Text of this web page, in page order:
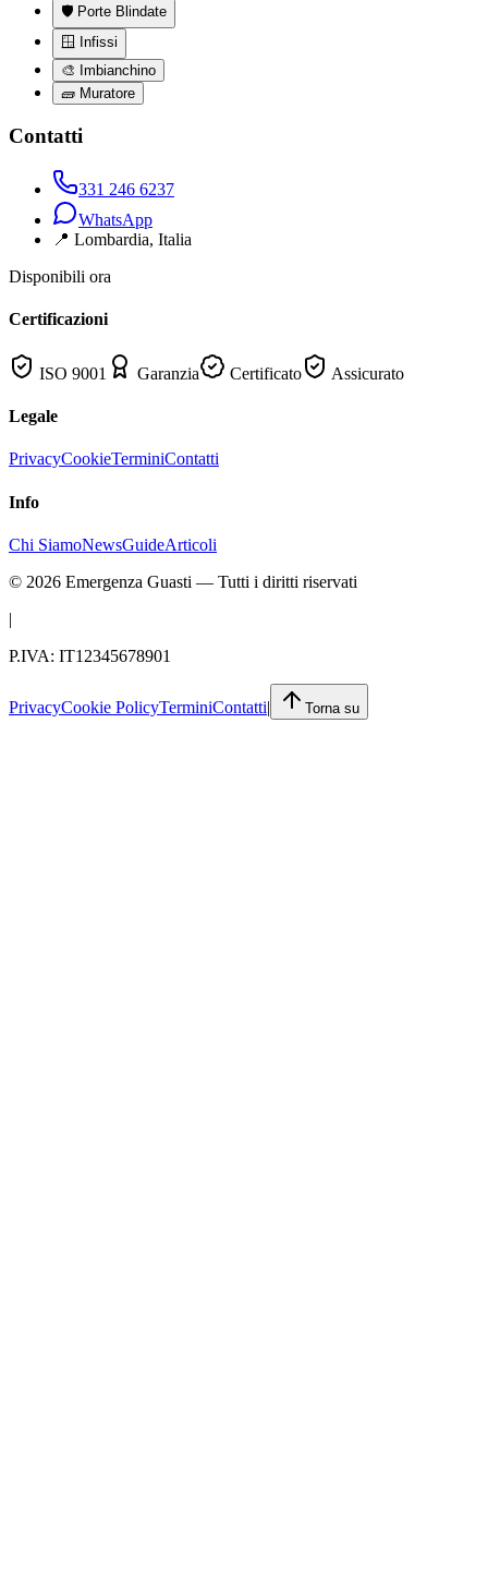
🛡️ Porte Blindate
🪟
Infissi
🎨 Imbianchino
🧱 Muratore
Contatti
331 246 6237
WhatsApp
📍 Lombardia, Italia
Disponibili ora
Certificazioni
ISO 9001 Garanzia Certificato Assicurato
Legale
PrivacyCookieTerminiContatti
Info
Chi SiamoNewsGuideArticoli
© 2026 Emergenza Guasti — Tutti i diritti riservati
|
P.IVA: IT12345678901
PrivacyCookie PolicyTerminiContatti| Torna su